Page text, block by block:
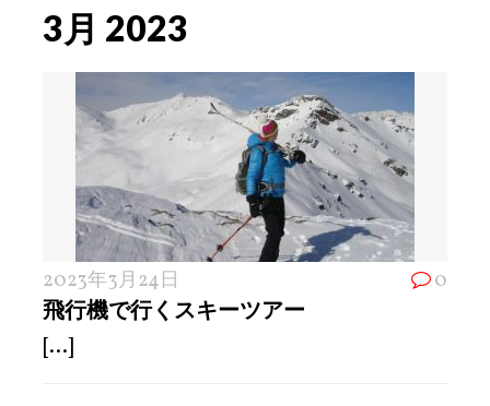
3月 2023
2023年3月24日 0
飛行機で行くスキーツアー
[...]